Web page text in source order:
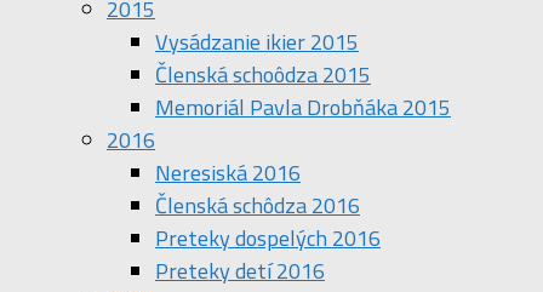
2015
Vysádzanie ikier 2015
Členská schoôdza 2015
Memoriál Pavla Drobňáka 2015
2016
Neresiská 2016
Členská schôdza 2016
Preteky dospelých 2016
Preteky detí 2016